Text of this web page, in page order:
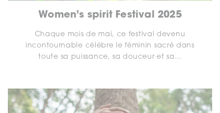
Women’s spirit Festival 2025
Chaque mois de mai, ce festival devenu
incontournable célèbre le féminin sacré dans
toute sa puissance, sa douceur et sa...